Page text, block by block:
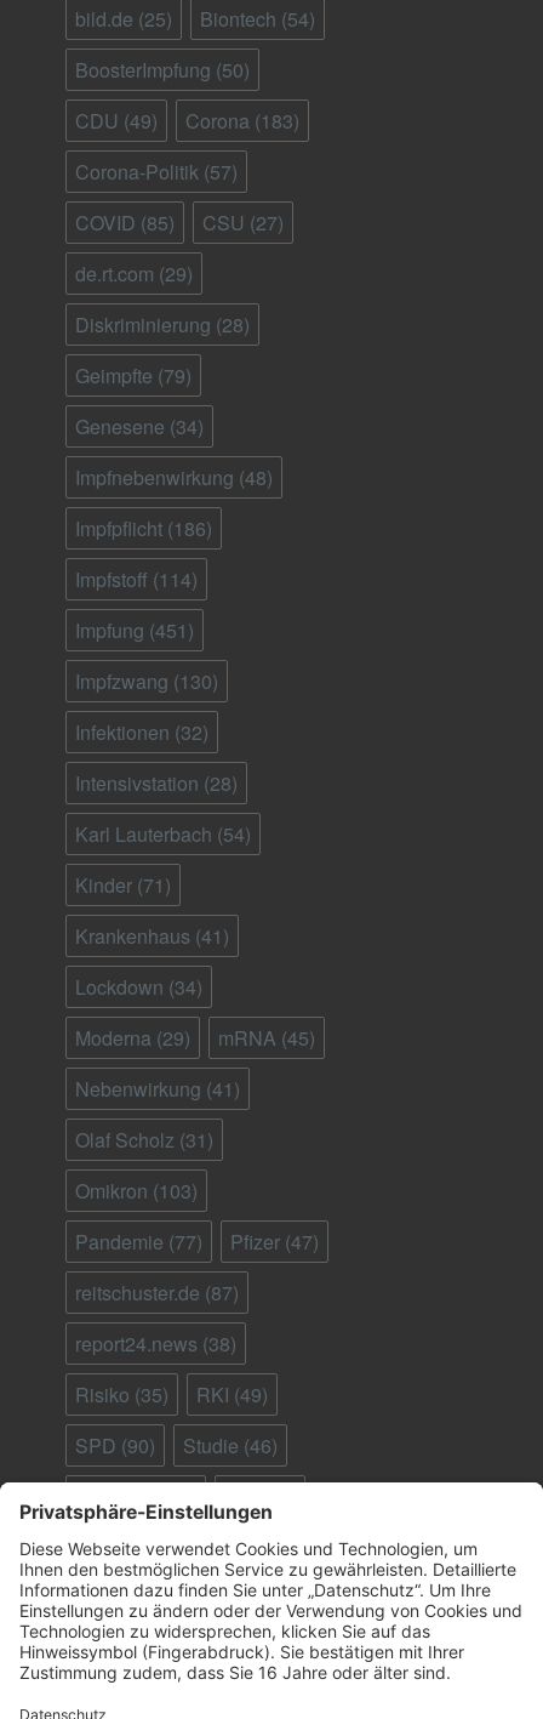
bild.de (25) Biontech (54)
BoosterImpfung (50)
CDU (49) Corona (183)
Corona-Politik (57)
COVID (85) CSU (27)
de.rt.com (29)
Diskriminierung (28)
Geimpfte (79)
Genesene (34)
Impfnebenwirkung (48)
Impfpflicht (186)
Impfstoff (114)
Impfung (451)
Impfzwang (130)
Infektionen (32)
Intensivstation (28)
Karl Lauterbach (54)
Kinder (71)
Krankenhaus (41)
Lockdown (34)
Moderna (29) mRNA (45)
Nebenwirkung (41)
Olaf Scholz (31)
Omikron (103)
Pandemie (77) Pfizer (47)
reitschuster.de (87)
report24.news (38)
Risiko (35) RKI (49)
SPD (90) Studie (46)
Ungeimpfte(95)
Virus(29) welt.de(33)
WHO(41) Österreich (25)